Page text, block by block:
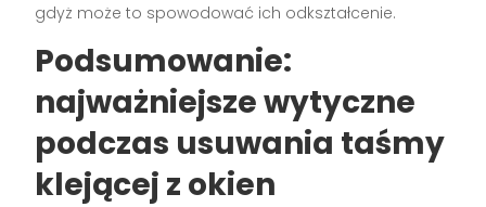
gdyż może to spowodować ich odkształcenie.
Podsumowanie:
najważniejsze wytyczne
podczas usuwania taśmy
klejącej z okien